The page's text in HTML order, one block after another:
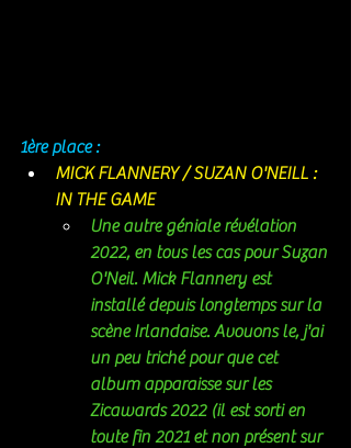
1ère place :
MICK FLANNERY / SUZAN O'NEILL :
IN THE GAME
Une autre géniale révélation
2022, en tous les cas pour Suzan
O'Neil. Mick Flannery est
installé depuis longtemps sur la
scène Irlandaise. Avouons le, j'ai
un peu triché pour que cet
album apparaisse sur les
Zicawards 2022 (il est sorti en
toute fin 2021 et non présent sur